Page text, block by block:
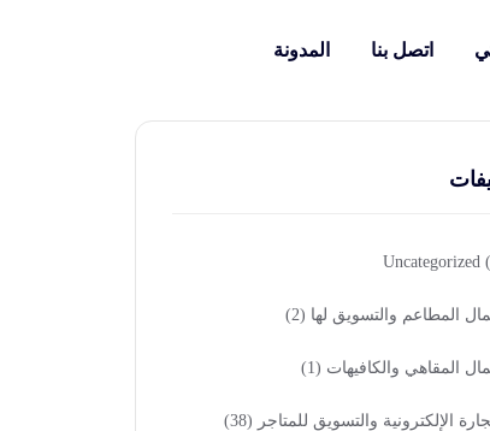
اتصل بنا المدونة
Uncategorized
المطاعم والتسويق لها (2)
المقاهي والكافيهات (1)
الإلكترونية والتسويق للمتاجر (38)